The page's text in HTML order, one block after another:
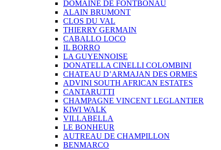
DOMAINE DE FONTBONAU
ALAIN BRUMONT
CLOS DU VAL
THIERRY GERMAIN
CABALLO LOCO
IL BORRO
LA GUYENNOISE
DONATELLA CINELLI COLOMBINI
CHATEAU D’ARMAJAN DES ORMES
ADVINI SOUTH AFRICAN ESTATES
CANTARUTTI
CHAMPAGNE VINCENT LEGLANTIER
KIWI WALK
VILLABELLA
LE BONHEUR
AUTREAU DE CHAMPILLON
BENMARCO